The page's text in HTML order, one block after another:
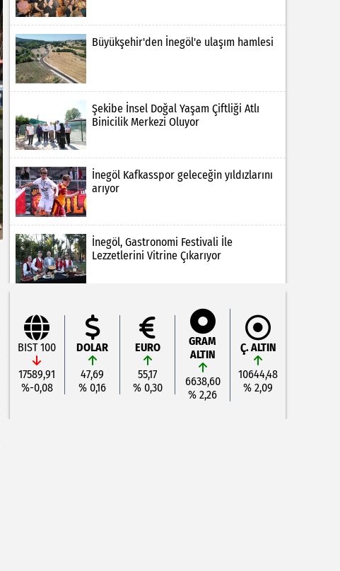
Büyükşehir'den İnegöl'e ulaşım hamlesi
Şekibe İnsel Doğal Yaşam Çiftliği Atlı
Binicilik Merkezi Oluyor
İnegöl Kafkasspor geleceğin yıldızlarını
arıyor
İnegöl, Gastronomi Festivali İle
Lezzetlerini Vitrine Çıkarıyor
BIST 100
17589,91
%-0,08
DOLAR
47,69
% 0,16
EURO
55,17
% 0,30
GRAM
ALTIN
6638,60
% 2,26
Ç. ALTIN
10644,48
% 2,09